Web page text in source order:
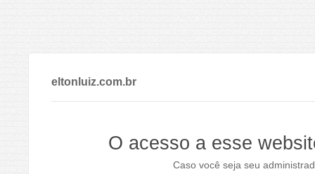
eltonluiz.com.br
O acesso a esse
Caso você seja seu